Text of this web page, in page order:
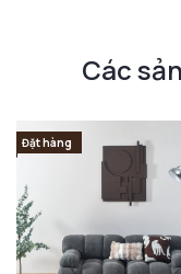
Các
Đặt hàng